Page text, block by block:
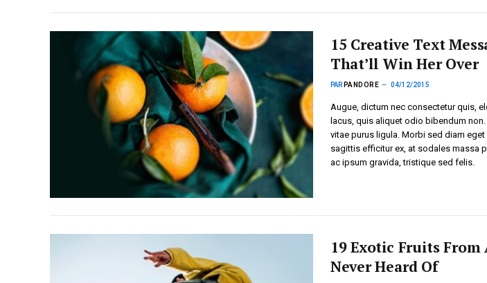
15 Creative Text
That’ll Win Her Over
PAR PANDORE 04/12/2015
Augue, dictum nec consectetur quis,
lacus, quis aliquet odio bibendum
vitae purus ligula. Morbi sed diam
sagittis efficitur ex, at sodales massa
ac ipsum gravida, tristique sed felis.
19 Exotic Fruits From
Never Heard Of